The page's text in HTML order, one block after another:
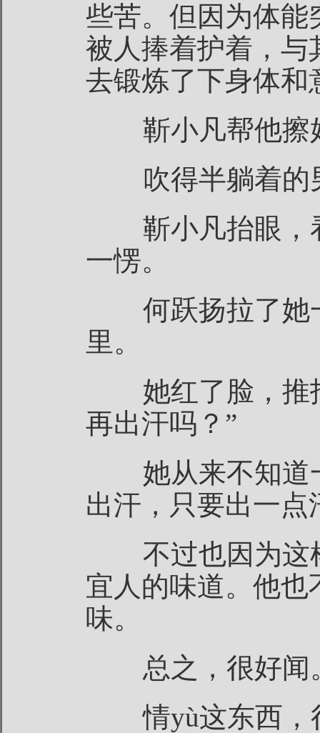
些苦。但因为体能
被人捧着护着，与
去锻炼了下身体和
靳小凡帮他擦
吹得半躺着的
靳小凡抬眼，
一愣。
何跃扬拉了她
里。
她红了脸，推
再出汗吗？”
她从来不知道
出汗，只要出一
不过也因为这
宜人的味道。他
味。
总之，很好闻
情yù这东西，